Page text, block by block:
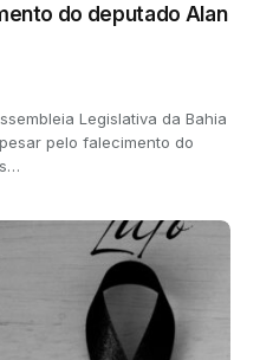
do deputado Alan
Legislativa da Bahia
pelo falecimento do